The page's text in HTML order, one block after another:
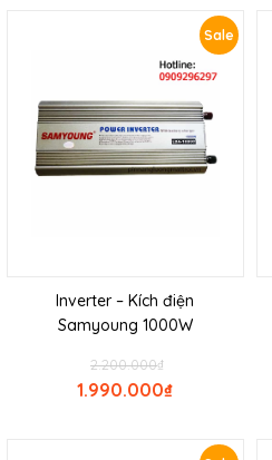
Sale
Inverter – Kích điện
Samyoung 1000W
₫
2.200.000
₫
1.990.000